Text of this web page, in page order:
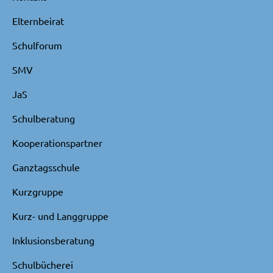
Elternbeirat
Schulforum
SMV
JaS
Schulberatung
Kooperationspartner
Ganztagsschule
Kurzgruppe
Kurz- und Langgruppe
Inklusionsberatung
Schulbücherei